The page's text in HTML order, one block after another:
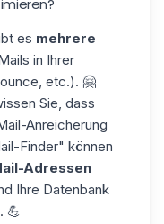
es mehrere
in Ihrer
etc.). 🤗
Sie, dass
Anreicherung
Finder" können
Adressen
Ihre Datenbank
💪